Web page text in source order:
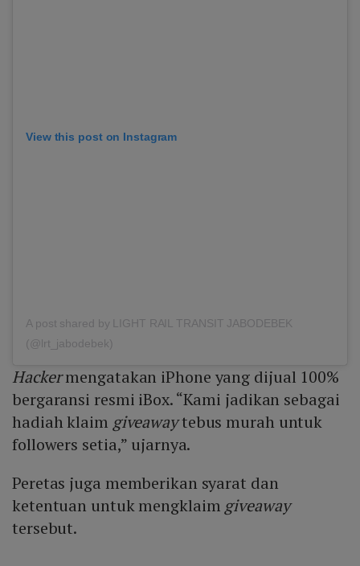
View this post on Instagram
A post shared by LIGHT RAIL TRANSIT JABODEBEK
(@lrt_jabodebek)
Hackermengatakan iPhone yang dijual 100%
bergaransi resmi iBox. “Kami jadikan sebagai
hadiah klaim giveawaytebus murah untuk
followers setia,” ujarnya.
Peretas juga memberikan syarat dan
ketentuan untuk mengklaim giveaway
tersebut.